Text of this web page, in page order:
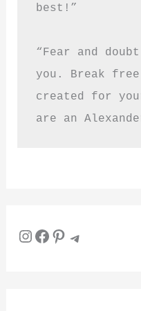
best!”
“Fear and
you. Break
created for
are an
InstagramFacebook Pinterest Telegram